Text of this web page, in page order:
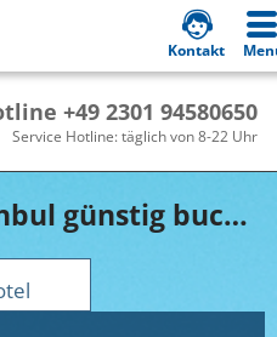
+49 2301 94580650
Service Hotline: täglich von 8-22 Uhr
Kontakt
Kurzurlaub in Istanbul günstig buchen!